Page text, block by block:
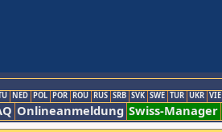
NED POL POR ROU RUS SRB SVK SWE TUR UKR VIE
Onlineanmeldung Swiss-Manager